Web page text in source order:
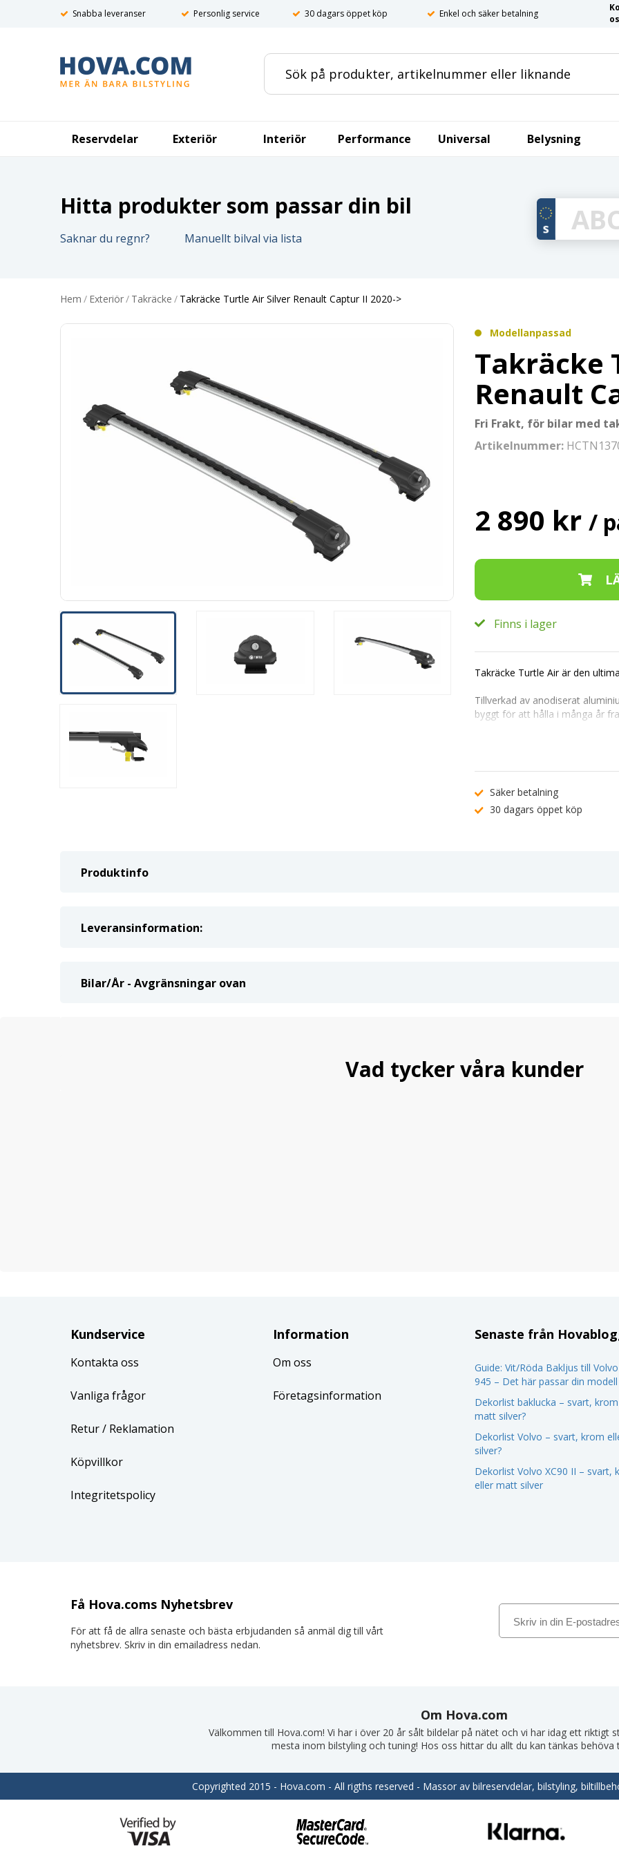
Snabba leveranser Personlig service 30 dagars öppet köp Enkel och säker betalning
Reservdelar Exteriör Interiör Performance Universal Belysning
Hitta produkter som passar din bil
Saknar du regnr? Manuellt bilval via lista
Hem / Exteriör/ Takräcke / Takräcke Turtle Air Silver Renault Captur II 2020->
Modellanpassad
Takräcke
Renault
Fri Frakt, för bilar med
Artikelnummer:
2 890 kr /
Finns i lager
Takräcke Turtle Air är den
Tillverkad av anodiserat
byggt för att hålla i många år
Dess mångsidighet gör det
lasthållare. Monteringen är en
Produktegenskaper:
Säker betalning
30 dagars öppet köp
Produktinfo
Leveransinformation:
Bilar/År - Avgränsningar ovan
Vad tycker våra kunder
Kundservice
Kontakta oss
Vanliga frågor
Retur/ Reklamation
Köpvillkor
Integritetspolicy
Information
Om oss
Företagsinformation
Senaste från
Guide: Vit/Röda Bakljus till
945 – Det här passar din modell
Dekorlist baklucka – svart,
matt silver?
Dekorlist Volvo – svart, krom
silver?
Dekorlist Volvo XC90 II – svart,
eller matt silver
Få Hova.coms Nyhetsbrev
För att få de allra senaste och bästa erbjudanden så anmäl dig till vårt
nyhetsbrev. Skriv in din emailadress nedan.
Om Hova.com
Välkommen till Hova.com! Vi har i över 20 år sålt bildelar på nätet och vi har idag ett riktigt
mesta inom bilstyling och tuning! Hos oss hittar du allt du kan tänkas behöva
Copyrighted 2015 - Hova.com - All rigths reserved - Massor av bilreservdelar, bilstyling,